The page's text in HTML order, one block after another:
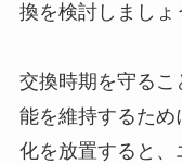
換を検討しましょ
交換時期を守る
能を維持するた
化を放置すると